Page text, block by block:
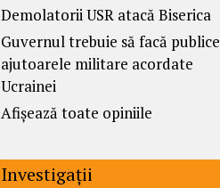
Demolatorii USR atacă Biserica
Guvernul trebuie să facă publice
ajutoarele militare acordate
Ucrainei
Afișează toate opiniile
Investigații